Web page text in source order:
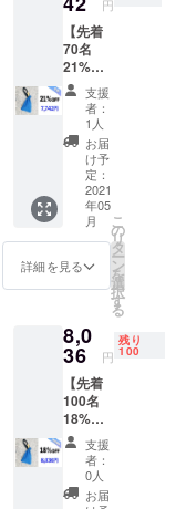
円
【先着
70名
21%OF
F】
ポータ
ブル金
庫×１
点
9,800円
→7,742
円 *送料
込み価
格 内容
トラビ
ス本体
×1 鍵×1
支援
者：
1人
お届
け予
定：
2021
年05
月
詳細を見る
こ
の
リ
タ
ー
ン
を
選
択
す
る
8,0
36 円
残り
100
【先着
100名
18%OF
F】
ポータ
ブル金
庫×１
支援
者：
0人
お届